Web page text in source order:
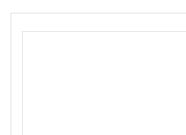
Якоря, статоры